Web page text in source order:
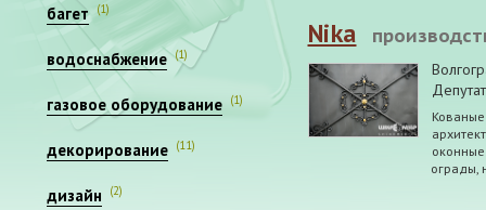
багет (1)
водоснабжение (1)
газовое оборудование (1)
декорирование (11)
дизайн (2)
Nika
ограды,